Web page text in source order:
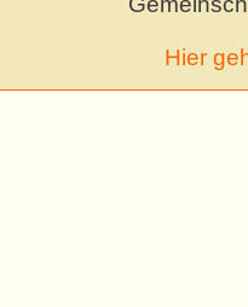
Hier